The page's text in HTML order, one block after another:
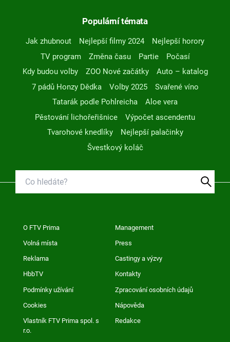
Populární témata
Jak zhubnout Nejlepší filmy 2024
Nejlepší horory
TV program
Změna času Partie
Počasí
Kdy budou volby
ZOO Nové začátky
Auto – katalog
7 pádů Honzy Dědka
Volby 2025
Svařené víno
Tatarák podle Pohlreicha
Aloe vera
Pěstování lichořeřišnice
Výpočet ascendentu
Tvarohové knedlíky
Nejlepší palačinky
Švestkový koláč
O FTV Prima Management
Volná místa Press
Reklama Castingy a výzvy
HbbTV Kontakty
Podmínky užívání Zpracování osobních údajů
Cookies Nápověda
Vlastník FTV Prima spol. s
r.o.
Redakce